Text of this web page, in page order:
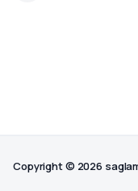
Copyright © 2026